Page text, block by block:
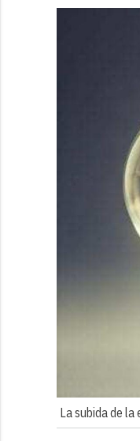
La subida de